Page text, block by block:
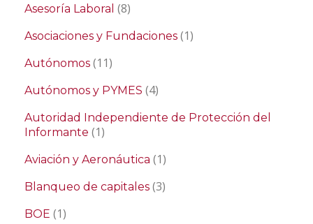
Asesoría Laboral (8)
Asociaciones y Fundaciones (1)
Autónomos (11)
Autónomos y PYMES (4)
Autoridad Independiente de Protección del
Informante (1)
Aviación y Aeronáutica (1)
Blanqueo de capitales (3)
BOE (1)